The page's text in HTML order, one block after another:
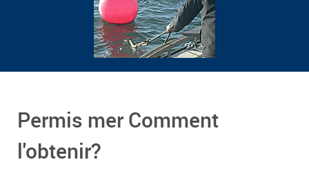
Permis mer Comment
l'obtenir?